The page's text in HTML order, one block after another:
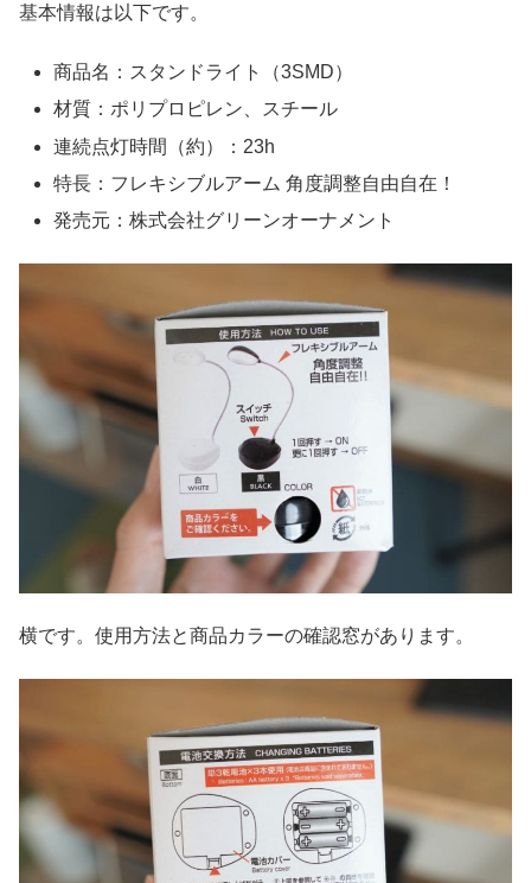
基本情報は以下です。
商品名：スタンドライト（3SMD）
材質：ポリプロピレン、スチール
連続点灯時間（約）：23h
特長：フレキシブルアーム 角度調整自由自在！
発売元：株式会社グリーンオーナメント
横です。使用方法と商品カラーの確認窓があります。